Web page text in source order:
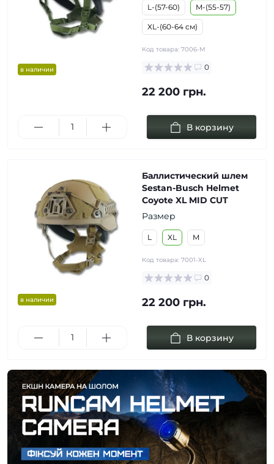
в наличии
L-(57-60) M-(55-57)
XL-(60-64 см)
Код товара: 7006-M
0
22 200 грн.
В корзину
в наличии
Баллистический шлем
Sestan-Busch Helmet
Coyote XL MID CUT
Размер
L XL M
Код товара: 7001-XL
0
22 200 грн.
В корзину